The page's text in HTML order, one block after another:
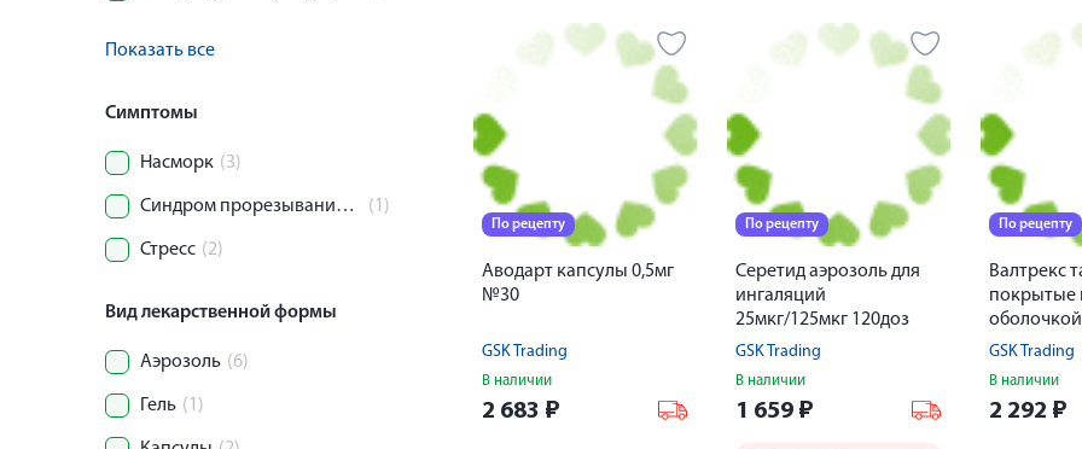
Показать все
Симптомы
Насморк (3)
Синдром прорезывания зубов (1)
Стресс (2)
Вид лекарственной формы
Аэрозоль (6)
Гель (1)
По рецепту
Аводарт капсулы 0,5мг
№30
GSK Trading
В наличии
2 683 ₽
По рецепту
Серетид аэрозоль для
ингаляций
25мкг/125мкг 120доз
GSK Trading
В наличии
1 659 ₽
По рецепту
Валтрекс
покрытые
GSK Trading
В наличии
2 292 ₽